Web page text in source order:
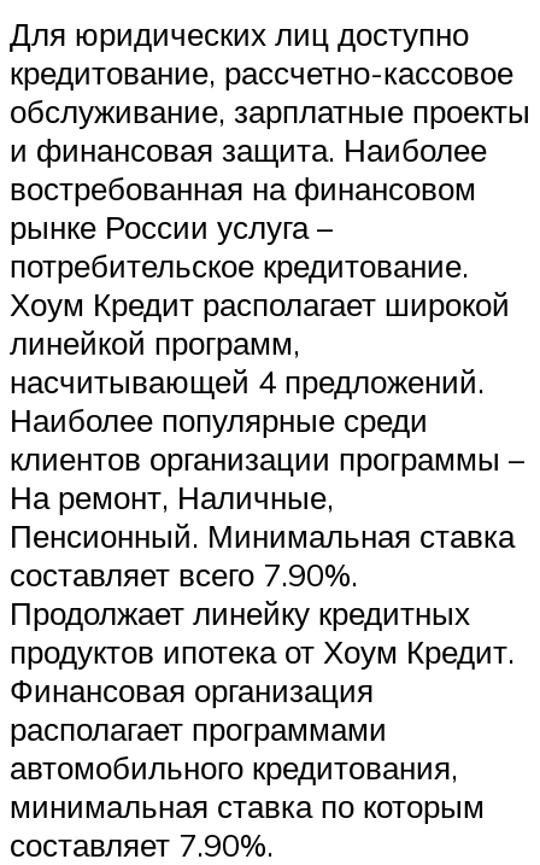
Для юридических лиц доступно
кредитование, рассчетно-кассовое
обслуживание, зарплатные проекты
и финансовая защита. Наиболее
востребованная на финансовом
рынке России услуга –
потребительское кредитование.
Хоум Кредит располагает широкой
линейкой программ,
насчитывающей 4 предложений.
Наиболее популярные среди
клиентов организации программы –
На ремонт, Наличные,
Пенсионный. Минимальная ставка
составляет всего 7.90%.
Продолжает линейку кредитных
продуктов ипотека от Хоум Кредит.
Финансовая организация
располагает программами
автомобильного кредитования,
минимальная ставка по которым
составляет 7.90%.